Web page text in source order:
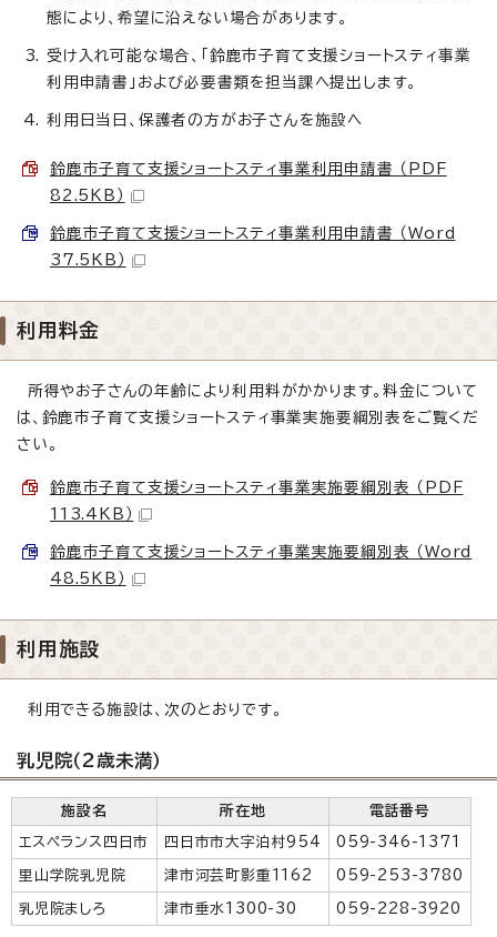
態により、希望に沿えない場合があります。
受け入れ可能な場合、「鈴鹿市子育て支援ショートスティ事業
利用申請書」および必要書類を担当課へ提出します。
利用日当日、保護者の方がお子さんを施設へ
鈴鹿市子育て支援ショートスティ事業利用申請書 （PDF
82.5KB）
鈴鹿市子育て支援ショートスティ事業利用申請書 （Word
37.5KB）
利用料金
所得やお子さんの年齢により利用料がかかります。料金について
は、鈴鹿市子育て支援ショートスティ事業実施要綱別表をご覧くだ
さい。
鈴鹿市子育て支援ショートスティ事業実施要綱別表 （PDF
113.4KB）
鈴鹿市子育て支援ショートスティ事業実施要綱別表 （Word
48.5KB）
利用施設
利用できる施設は、次のとおりです。
乳児院（2歳未満）
施設名 所在地 電話番号
エスペランス四日市 四日市市大字泊村954 059-346-1371
里山学院乳児院 津市河芸町影重1162 059-253-3780
乳児院ましろ 津市垂水1300-30 059-228-3920